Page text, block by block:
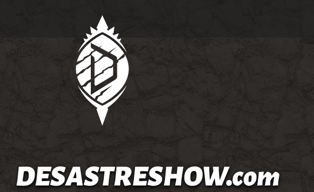
DESASTRESHOW.com